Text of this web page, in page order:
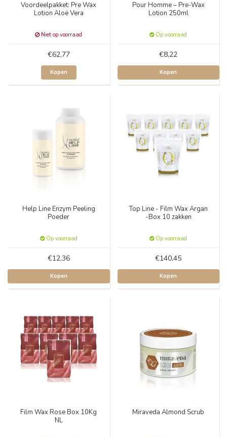
Voordeelpakket: Pre Wax
Lotion Aloë Vera
Niet op voorraad
€62,77
Kopen
Pour Homme – Pre-Wax
Lotion 250ml
Op voorraad
€8,22
Kopen
Help Line Enzym Peeling
Poeder
Op voorraad
€12,36
Kopen
Top Line - Film Wax Argan
-Box 10 zakken
Op voorraad
€140,45
Kopen
Film Wax Rose Box 10Kg
NL
Miraveda Almond Scrub